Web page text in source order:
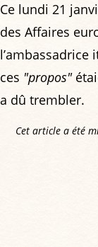
Ce lundi 21
des Affaires
ces "propos"
a dû trembler.
Cet article a été